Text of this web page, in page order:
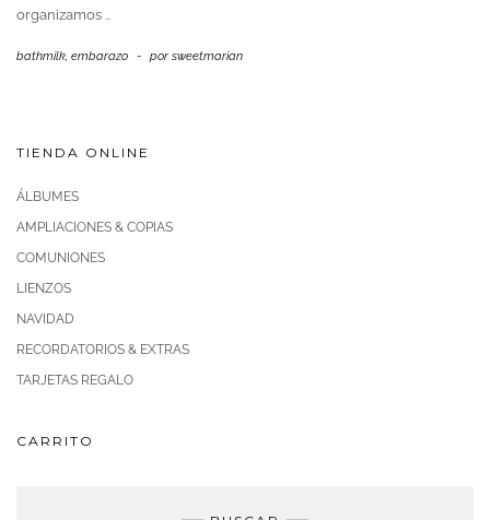
organizamos …
bathmilk, embarazo - por sweetmarian
TIENDA ONLINE
ÁLBUMES
AMPLIACIONES & COPIAS
COMUNIONES
LIENZOS
NAVIDAD
RECORDATORIOS & EXTRAS
TARJETAS REGALO
CARRITO